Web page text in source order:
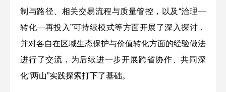
制与路径、相关交易流程与质量管控，以及“治理—
转化—再投入”可持续模式等方面开展了深入探讨，
并对各自在区域生态保护与价值转化方面的经验做法
进行了交流，为后续进一步开展跨省协作、共同深
化“两山”实践探索打下了基础。